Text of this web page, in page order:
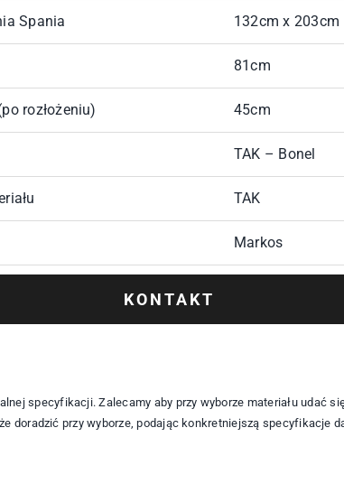
Spania 132cm x 203cm
81cm
rozłożeniu) 45cm
TAK – Bonel
TAK
Markos
KONTAKT
specyfikacji. Zalecamy aby przy wyborze materiału udać
doradzić przy wyborze, podając konkretniejszą specyfikacje